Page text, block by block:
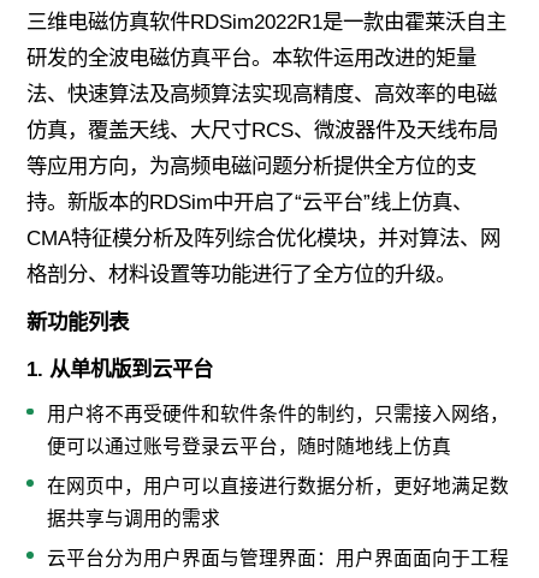
三维电磁仿真软件RDSim2022R1是一款由霍莱沃自主
研发的全波电磁仿真平台。本软件运用改进的矩量
法、快速算法及高频算法实现高精度、高效率的电磁
仿真，覆盖天线、大尺寸RCS、微波器件及天线布局
等应用方向，为高频电磁问题分析提供全方位的支
持。新版本的RDSim中开启了“云平台”线上仿真、
CMA特征模分析及阵列综合优化模块，并对算法、网
格剖分、材料设置等功能进行了全方位的升级。
新功能列表
1. 从单机版到云平台
用户将不再受硬件和软件条件的制约，只需接入网络，
便可以通过账号登录云平台，随时随地线上仿真
在网页中，用户可以直接进行数据分析，更好地满足数
据共享与调用的需求
云平台分为用户界面与管理界面：用户界面面向于工程